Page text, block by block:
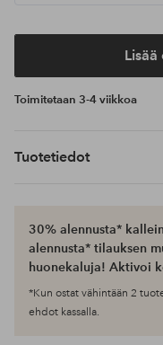
Toimitetaan 3-4 viikkoa
Tuotetiedot
30% alennusta*
alennusta* tilauksen
huonekaluja! Aktivoi
*Kun ostat vähintään 2
ehdot kassalla.